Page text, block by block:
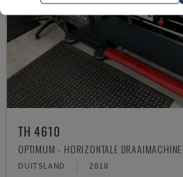
TH 4610
OPTIMUM - HORIZONTALE DRAAIMACHINE
DUITSLAND 2018